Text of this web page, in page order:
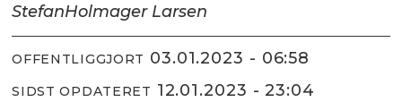
StefanHolmager Larsen
OFFENTLIGGJORT 03.01.2023 - 06:58
SIDST OPDATERET 12.01.2023 - 23:04